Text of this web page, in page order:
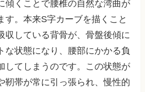
傾くことで腰椎の自然な湾曲が
す。本来S字カーブを描くこと
収している背骨が、骨盤後傾に
な状態になり、腰部にかかる負
してしまうのです。この状態が
靭帯が常に引っ張られ、慢性的